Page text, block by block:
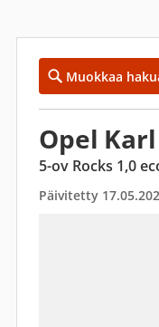
Muokkaa
Opel Karl
5-ov Rocks 1,0
Päivitetty